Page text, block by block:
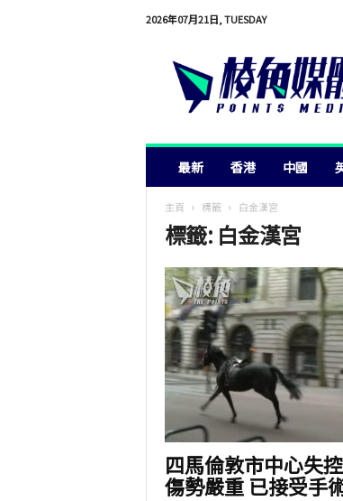
2026年07月21日, TUESDAY
最新 香港 中國
主頁 標籤 白金漢宮
標籤: 白金漢宮
四馬倫敦市中心失
傷勢嚴重 已接受手